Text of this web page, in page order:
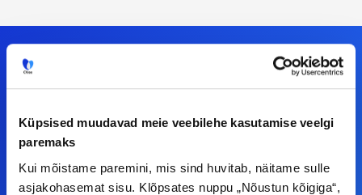
Küpsised muudavad meie veebilehe kasutamise veelgi
paremaks
Kui mõistame paremini, mis sind huvitab, näitame sulle
asjakohasemat sisu. Klõpsates nuppu „Nõustun kõigiga“,
Tööelublogi.ee lehelt leiad kõik vajaliku, et olla
kursis tööturu uudistega. Kui sul on
ettepanekuid erinevate teemade osas või soovid